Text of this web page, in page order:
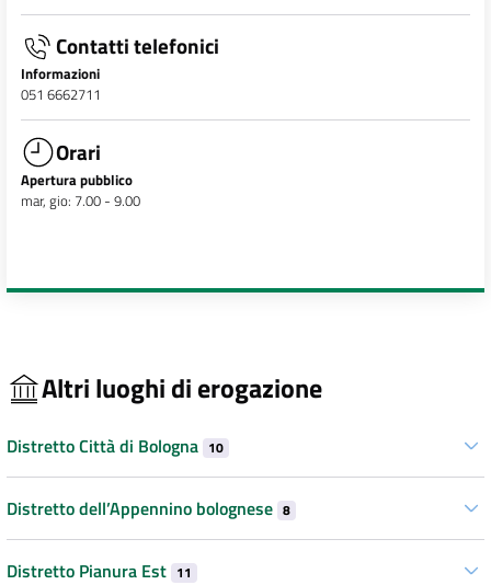
Contatti telefonici
Informazioni
051 6662711
Orari
Apertura pubblico
mar, gio: 7.00 - 9.00
Altri luoghi di erogazione
Distretto Città di Bologna 10
Distretto dell’Appennino bolognese 8
Distretto Pianura Est 11